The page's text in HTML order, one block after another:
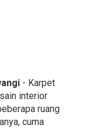
- Karpet
interior
ruang
cuma